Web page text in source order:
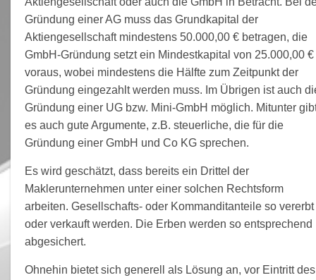
Gründung einer AG muss das Grundkapital der
Aktiengesellschaft mindestens 50.000,00 € betragen, die
GmbH-Gründung setzt ein Mindestkapital von 25.000,00 €
voraus, wobei mindestens die Hälfte zum Zeitpunkt der
Gründung eingezahlt werden muss. Im Übrigen ist auch
Gründung einer UG bzw. Mini-GmbH möglich. Mitunter
es auch gute Argumente, z.B. steuerliche, die für die
Gründung einer GmbH und Co KG sprechen.
Es wird geschätzt, dass bereits ein Drittel der
Maklerunternehmen unter einer solchen Rechtsform
arbeiten. Gesellschafts- oder Kommanditanteile so vererbt
oder verkauft werden. Die Erben werden so entsprechend
abgesichert.
Ohnehin bietet sich generell als Lösung an, vor Eintritt des